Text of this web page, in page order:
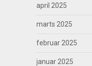
april 2025
marts 2025
februar 2025
januar 2025